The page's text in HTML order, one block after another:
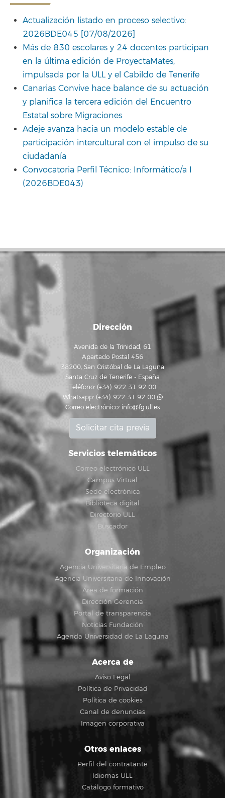
Actualización listado en proceso selectivo:
2026BDE045 [07/08/2026]
Más de 830 escolares y 24 docentes participan
en la última edición de ProyectaMates,
impulsada por la ULL y el Cabildo de Tenerife
Canarias Convive hace balance de su actuación
y planifica la tercera edición del Encuentro
Estatal sobre Migraciones
Adeje avanza hacia un modelo estable de
participación intercultural con el impulso de su
ciudadanía
Convocatoria Perfil Técnico: Informático/a I
(2026BDE043)
Dirección
Avenida de la Trinidad, 61
Apartado Postal 456
38200, San Cristóbal de La Laguna
Santa Cruz de Tenerife - España
Teléfono: (+34) 922 31 92 00
Whatsapp: (+34) 922 31 92 00
Correo electrónico: info@fg.ull.es
Solicitar cita previa
Servicios telemáticos
Correo electrónico ULL
Campus Virtual
Sede electrónica
Biblioteca digital
Directorio ULL
Buscador
Organización
Agencia Universitaria de Empleo
Agencia Universitaria de Innovación
Área de formación
Dirección Gerencia
Portal de transparencia
Noticias Fundación
Agenda Universidad de La Laguna
Acerca de
Aviso Legal
Política de Privacidad
Política de cookies
Canal de denuncias
Imagen corporativa
Otros enlaces
Perfil del contratante
Idiomas ULL
Catálogo formativo